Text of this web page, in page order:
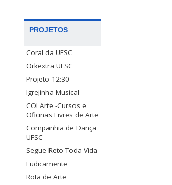
PROJETOS
Coral da UFSC
Orkextra UFSC
Projeto 12:30
Igrejinha Musical
COLArte -Cursos e
Oficinas Livres de Arte
Companhia de Dança
UFSC
Segue Reto Toda Vida
Ludicamente
Rota de Arte